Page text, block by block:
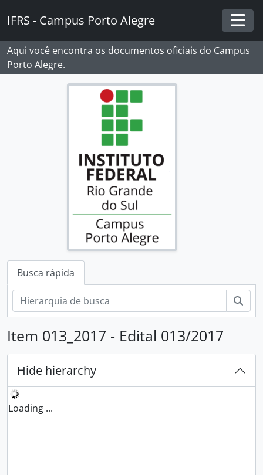
IFRS - Campus Porto Alegre
Aqui você encontra os documentos oficiais do Campus
Porto Alegre.
Busca rápida
Item 013_2017 - Edital 013/2017
Hide hierarchy
Loading ...